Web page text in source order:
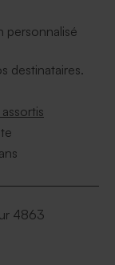
personnalisé
destinataires.
4863